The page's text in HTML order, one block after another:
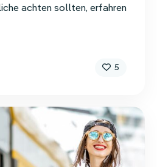
5
achten sollten, erfahren